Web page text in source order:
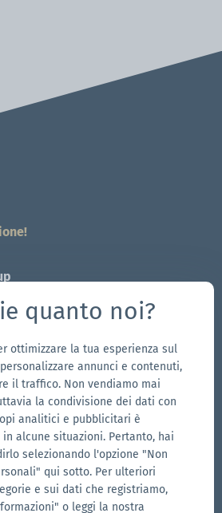
Vai
al
sito
web
quanto noi?
ottimizzare la tua esperienza sul
annunci e contenuti,
il traffico. Non vendiamo mai
la condivisione dei dati con
analitici e pubblicitari è
alcune situazioni. Pertanto, hai
selezionando l'opzione "Non
qui sotto. Per ulteriori
e sui dati che registriamo,
o leggi la nostra